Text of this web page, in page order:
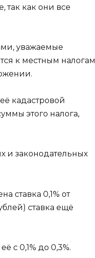
так как они все
уважаемые
к местным налогам
кадастровой
этого налога,
и законодательных
ставка 0,1% от
ставка ещё
с 0,1% до 0,3%.